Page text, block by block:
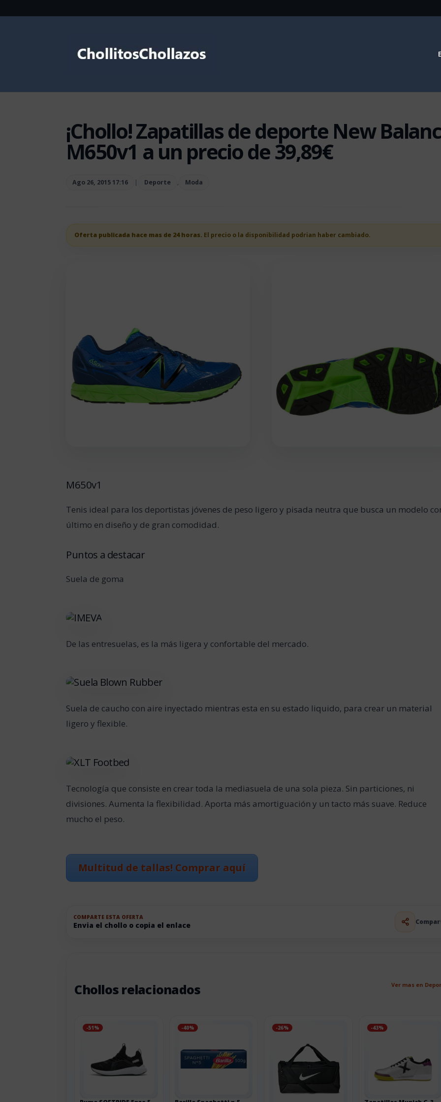
¡Chollo! Zapatillas de deporte New
M650v1 a un precio de 39,89€
Ago 26, 2015 17:16 | Deporte , Moda
Oferta publicada hace mas de 24 horas. El precio o la disponibilidad podrian haber cambiado.
M650v1
Tenis ideal para los deportistas jóvenes de peso ligero y pisada neutra que busca un modelo
último en diseño y de gran comodidad.
Puntos a destacar
Suela de goma
De las entresuelas, es la más ligera y confortable del mercado.
Suela de caucho con aire inyectado mientras esta en su estado liquido, para crear un material
ligero y flexible.
Tecnología que consiste en crear toda la mediasuela de una sola pieza. Sin particiones, ni
divisiones. Aumenta la flexibilidad. Aporta más amortiguación y un tacto más suave. Reduce
mucho el peso.
Multitud de tallas! Comprar aquí
COMPARTE ESTA OFERTA
Envia el chollo o copia el enlace
Chollos relacionados Ver mas en
-51% -40% -26% -43%